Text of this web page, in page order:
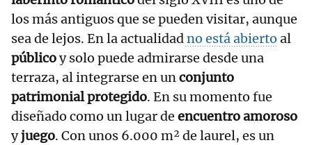
los más antiguos que se pueden visitar, aunque
sea de lejos. En la actualidadno está abierto al
públicoy solo puede admirarse desde una
terraza, al integrarse en unconjunto
patrimonial protegido. En su momento fue
diseñado como un lugar de encuentro amoroso
yjuego. Con unos 6.000 m² de laurel, es un